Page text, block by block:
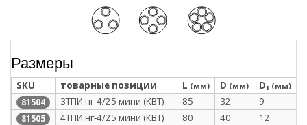
Размеры
SKU товарные позиции L (мм) D (мм) D₁ (мм)
81504 3ТПИ нг-4/25 мини (КВТ) 85 32 9
81505 4ТПИ нг-4/25 мини (КВТ) 80 40 12